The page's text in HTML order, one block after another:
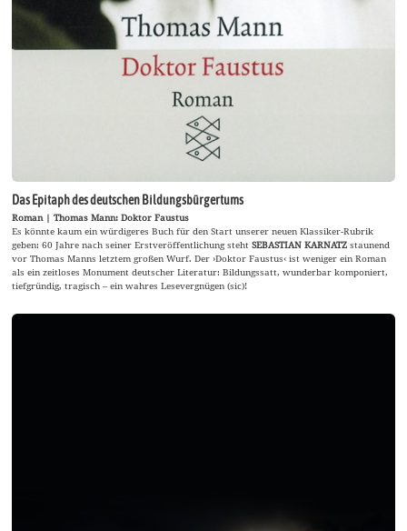
Das Epitaph des deutschen Bildungsbürgertums
Roman | Thomas Mann: Doktor Faustus
Es könnte kaum ein würdigeres Buch für den Start unserer neuen Klassiker-Rubrik
geben: 60 Jahre nach seiner Erstveröffentlichung stehtSEBASTIAN KARNATZstaunend
vor Thomas Manns letztem großen Wurf. Der ›Doktor Faustus‹ ist weniger ein Roman
als ein zeitloses Monument deutscher Literatur: Bildungssatt, wunderbar komponiert,
tiefgründig, tragisch – ein wahres Lesevergnügen (sic)!